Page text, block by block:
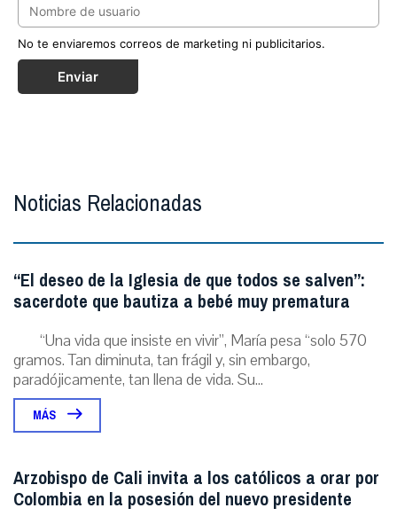
No te enviaremos correos de marketing ni publicitarios.
Enviar
Noticias Relacionadas
“El deseo de la Iglesia de que todos se salven”:
sacerdote que bautiza a bebé muy prematura
“Una vida que insiste en vivir”, María pesa “solo 570
gramos. Tan diminuta, tan frágil y, sin embargo,
paradójicamente, tan llena de vida. Su...
MÁS
Arzobispo de Cali invita a los católicos a orar por
Colombia en la posesión del nuevo presidente